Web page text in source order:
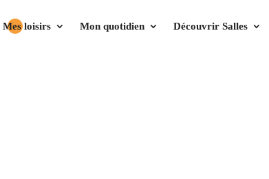
Mes loisirs Mon quotidien Découvrir Salles